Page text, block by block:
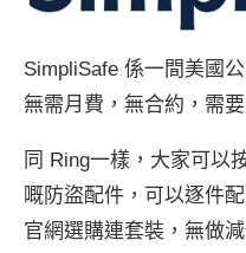
SimpliSafe 係一間美國
無需月費，無合約，需
同 Ring一樣，大家可以
嘅防盜配件，可以逐件
官網選購連套裝，無做